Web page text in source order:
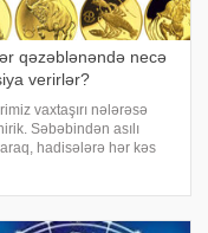
qəzəblənəndə necə
verirlər?
vaxtaşırı nələrəsə
Səbəbindən asılı
hadisələrə hər kəs
lazım olduğu barədə